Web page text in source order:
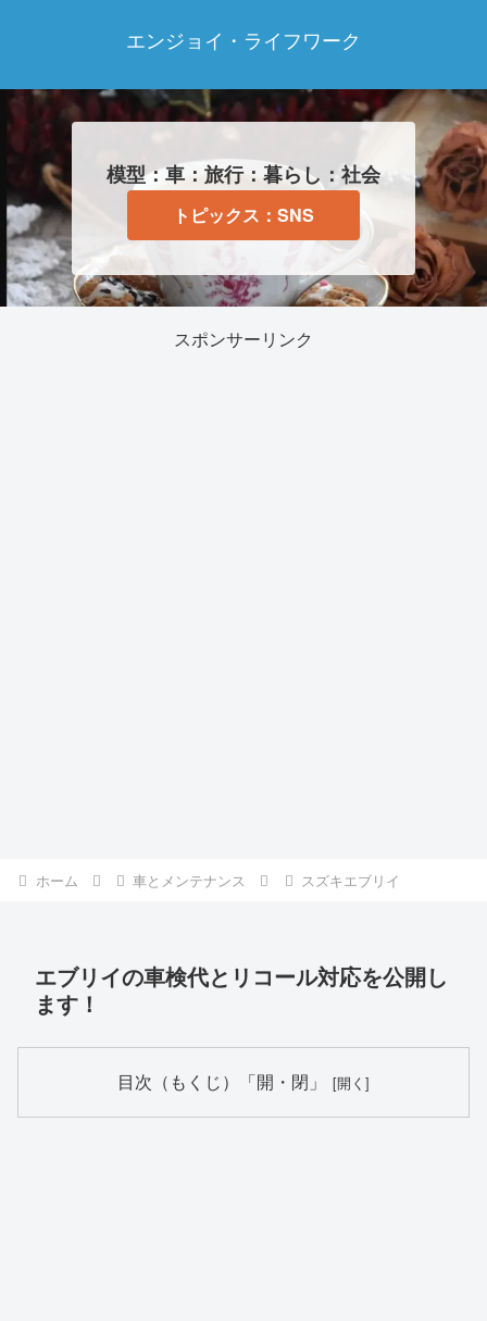
エンジョイ・ライフワーク
模型：車：旅行：暮らし：社会
トピックス：SNS
スポンサーリンク
ホーム 車とメンテナンス スズキエブリイ
エブリイの車検代とリコール対応を公開し
ます！
目次（もくじ）「開・閉」